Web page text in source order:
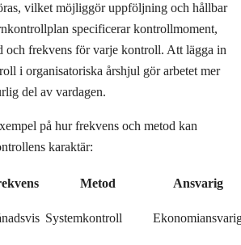
vilket möjliggör uppföljning och hållbar
specificerar kontrollmoment,
och frekvens för varje kontroll. Att lägga in
i organisatoriska årshjul gör arbetet mer
del av vardagen.
på hur frekvens och metod kan
karaktär:
Metod
Ansvarig
Systemkontroll